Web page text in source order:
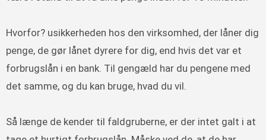
Hvorfor? usikkerheden hos den virksomhed, der låner dig
penge, de gør lånet dyrere for dig, end hvis det var et
forbrugslån i en bank. Til gengæld har du pengene med
det samme, og du kan bruge, hvad du vil.
Så længe de kender til faldgruberne, er der intet galt i at